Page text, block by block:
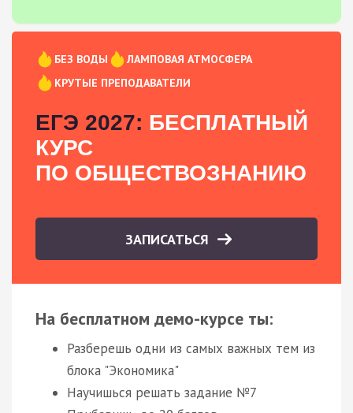
БЕЗ ВОДЫ
ЛАМПОВАЯ АТМОСФЕРА
КРУТЫЕ ПРЕПОДАВАТЕЛИ
ЕГЭ 2027: БЕСПЛАТНЫЙ
КУРС
ПО ОБЩЕСТВОЗНАНИЮ
ЗАПИСАТЬСЯ
На бесплатном демо-курсе ты:
Разберешь одни из самых важных тем из
блока "Экономика"
Научишься решать задание №7